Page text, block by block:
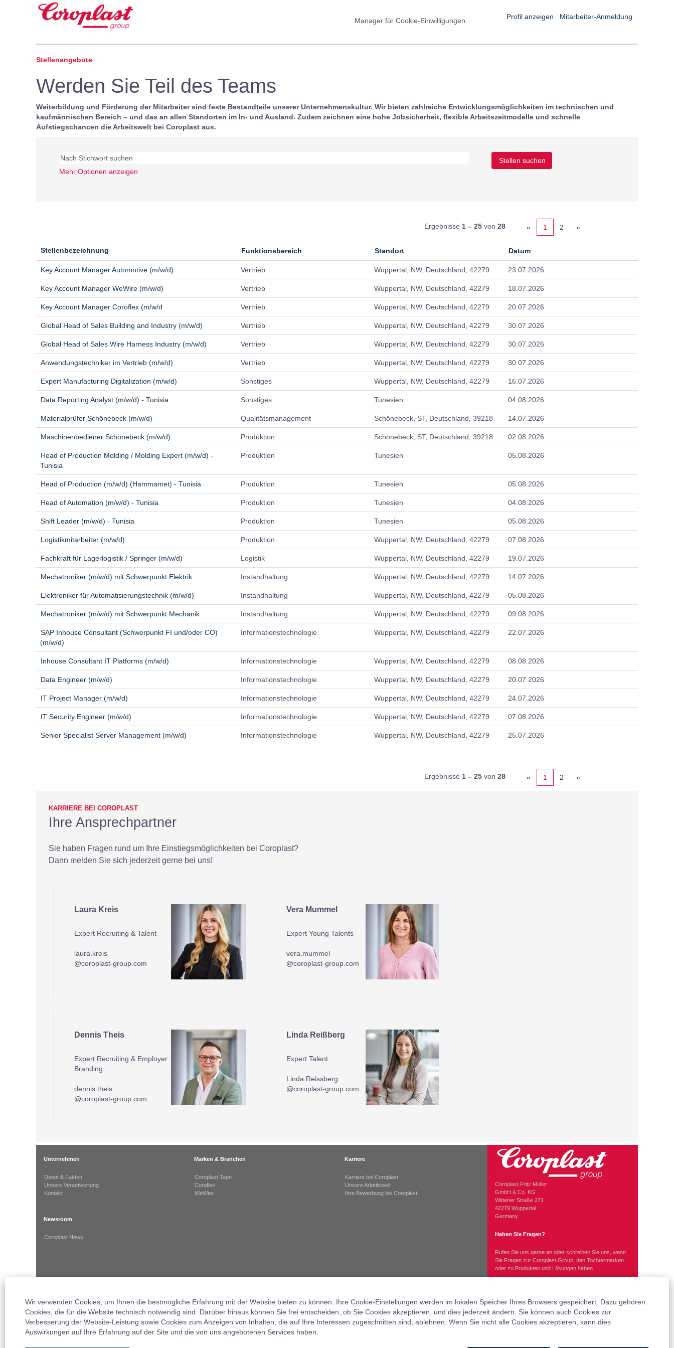
Wir verwenden Cookies, um Ihnen die bestmögliche Erfahrung mit der Website bieten zu können. Ihre Cookie-Einstellungen werden im lokalen Speicher Ihres Browsers gespeichert. Dazu gehören
Cookies, die für die Website technisch notwendig sind. Darüber hinaus können Sie frei entscheiden, ob Sie Cookies akzeptieren, und dies jederzeit ändern. Sie können auch Cookies zur
Verbesserung der Website-Leistung sowie Cookies zum Anzeigen von Inhalten, die auf Ihre Interessen zugeschnitten sind, ablehnen. Wenn Sie nicht alle Cookies akzeptieren, kann dies
Auswirkungen auf Ihre Erfahrung auf der Site und die von uns angebotenen Services haben.
Manager für Cookie-Einwilligungen Profil anzeigen Mitarbeiter-Anmeldung
Stellen
Stellenangebote
Werden Sie Teil des Teams
Weiterbildung und Förderung der Mitarbeiter sind feste Bestandteile unserer Unternehmenskultur. Wir bieten zahlreiche Entwicklungsmöglichkeiten im technischen und
kaufmännischen Bereich – und das an allen Standorten im In- und Ausland. Zudem zeichnen eine hohe Jobsicherheit, flexible Arbeitszeitmodelle und schnelle
Aufstiegschancen die Arbeitswelt bei Coroplast aus.
Mehr Optionen anzeigen
Ergebnisse 1 – 25 von 28 « 1 2 »
Stellenbezeichnung Funktionsbereich Standort Datum
Key Account Manager Automotive (m/w/d) Vertrieb Wuppertal, NW, Deutschland, 42279 23.07.2026
Key Account Manager WeWire (m/w/d) Vertrieb Wuppertal, NW, Deutschland, 42279 18.07.2026
Key Account Manager Coroflex (m/w/d Vertrieb Wuppertal, NW, Deutschland, 42279 20.07.2026
Global Head of Sales Building and Industry (m/w/d) Vertrieb Wuppertal, NW, Deutschland, 42279 30.07.2026
Global Head of Sales Wire Harness Industry (m/w/d) Vertrieb Wuppertal, NW, Deutschland, 42279 30.07.2026
Anwendungstechniker im Vertrieb (m/w/d) Vertrieb Wuppertal, NW, Deutschland, 42279 30.07.2026
Expert Manufacturing Digitalization (m/w/d) Sonstiges Wuppertal, NW, Deutschland, 42279 16.07.2026
Data Reporting Analyst (m/w/d) - Tunisia Sonstiges Tunesien 04.08.2026
Materialprüfer Schönebeck (m/w/d) Qualitätsmanagement Schönebeck, ST, Deutschland, 39218 14.07.2026
Maschinenbediener Schönebeck (m/w/d) Produktion Schönebeck, ST, Deutschland, 39218 02.08.2026
Head of Production Molding / Molding Expert (m/w/d) -
Tunisia
Produktion Tunesien 05.08.2026
Head of Production (m/w/d) (Hammamet) - Tunisia Produktion Tunesien 05.08.2026
Head of Automation (m/w/d) - Tunisia Produktion Tunesien 04.08.2026
Shift Leader (m/w/d) - Tunisia Produktion Tunesien 05.08.2026
Logistikmitarbeiter (m/w/d) Produktion Wuppertal, NW, Deutschland, 42279 07.08.2026
Fachkraft für Lagerlogistik / Springer (m/w/d) Logistik Wuppertal, NW, Deutschland, 42279 19.07.2026
Mechatroniker (m/w/d) mit Schwerpunkt Elektrik Instandhaltung Wuppertal, NW, Deutschland, 42279 14.07.2026
Elektroniker für Automatisierungstechnik (m/w/d) Instandhaltung Wuppertal, NW, Deutschland, 42279 05.08.2026
Mechatroniker (m/w/d) mit Schwerpunkt Mechanik Instandhaltung Wuppertal, NW, Deutschland, 42279 09.08.2026
SAP Inhouse Consultant (Schwerpunkt FI und/oder CO)
(m/w/d)
Informationstechnologie Wuppertal, NW, Deutschland, 42279 22.07.2026
Inhouse Consultant IT Platforms (m/w/d) Informationstechnologie Wuppertal, NW, Deutschland, 42279 08.08.2026
Data Engineer (m/w/d) Informationstechnologie Wuppertal, NW, Deutschland, 42279 20.07.2026
IT Project Manager (m/w/d) Informationstechnologie Wuppertal, NW, Deutschland, 42279 24.07.2026
IT Security Engineer (m/w/d) Informationstechnologie Wuppertal, NW, Deutschland, 42279 07.08.2026
Senior Specialist Server Management (m/w/d) Informationstechnologie Wuppertal, NW, Deutschland, 42279 25.07.2026
Ergebnisse 1 – 25 von 28 « 1 2 »
KARRIERE BEI COROPLAST
Ihre Ansprechpartner
Sie haben Fragen rund um Ihre Einstiegsmöglichkeiten bei Coroplast?
Dann melden Sie sich jederzeit gerne bei uns!
Laura Kreis
Expert Recruiting & Talent
laura.kreis
@coroplast-group.com
Vera Mummel
Expert Young Talents
vera.mummel
@coroplast-group.com
Dennis Theis
Expert Recruiting & Employer
Branding
dennis.theis
@coroplast-group.com
Linda Reißberg
Expert Talent
Linda.Reissberg
@coroplast-group.com
Unternehmen
Daten & Fakten
Unsere Verantwortung
Kontakt
Newsroom
Coroplast News
Marken & Branchen
Coroplast Tape
Coroflex
WeWire
Karriere
Karriere bei Coroplast
Unsere Arbeitswelt
Ihre Bewerbung bei Coroplast
Coroplast Fritz Müller
GmbH & Co. KG
Wittener Straße 271
42279 Wuppertal
Germany
Haben Sie Fragen?
Rufen Sie uns gerne an oder schreiben Sie uns, wenn
Sie Fragen zur Coroplast Group, den Tochtermarken
oder zu Produkten und Lösungen haben.
Impressum AGB